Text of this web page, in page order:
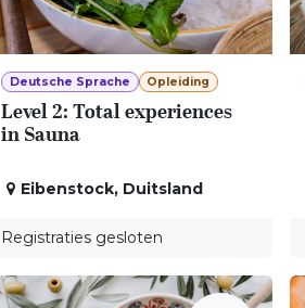
Deutsche Sprache Opleiding
Level 2: Total experiences
in Sauna
Eibenstock, Duitsland
Registraties gesloten